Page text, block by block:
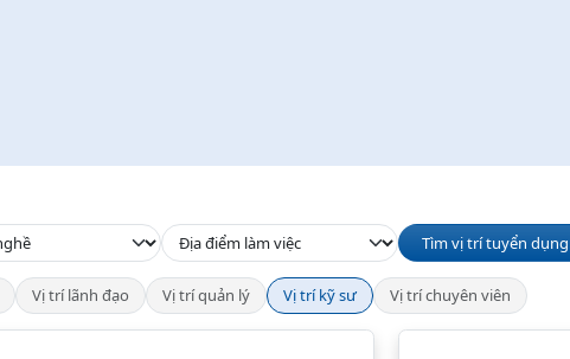
Tìm vị trí tuyển dụng
Vị trí lãnh đạo Vị trí quản lý Vị trí kỹ sư Vị trí chuyên viên